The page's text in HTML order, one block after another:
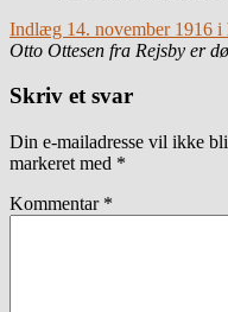
Indlæg 14. november 1916 i
Otto Ottesen fra Rejsby er
Skriv et svar
Din e-mailadresse vil ikke
markeret med *
Kommentar *